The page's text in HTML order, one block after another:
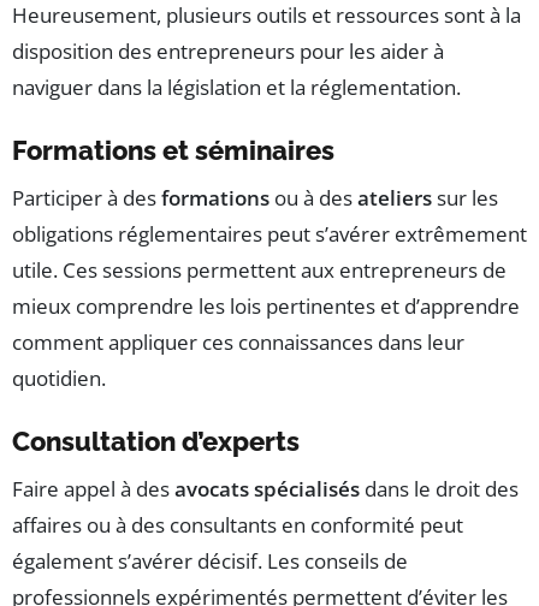
Heureusement, plusieurs outils et ressources sont à la
disposition des entrepreneurs pour les aider à
naviguer dans la législation et la réglementation.
Formations et séminaires
Participer à desformations ou à desatelierssur les
obligations réglementaires peut s’avérer extrêmement
utile. Ces sessions permettent aux entrepreneurs de
mieux comprendre les lois pertinentes et d’apprendre
comment appliquer ces connaissances dans leur
quotidien.
Consultation d’experts
Faire appel à desavocats spécialisés dans le droit des
affaires ou à des consultants en conformité peut
également s’avérer décisif. Les conseils de
professionnels expérimentés permettent d’éviter les